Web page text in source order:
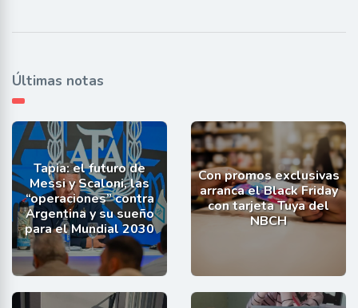
Últimas notas
Tapia: el futuro de
Messi y Scaloni, las
“operaciones” contra
Argentina y su sueño
para el Mundial 2030
Con promos exclusivas
arranca el Black Friday
con tarjeta Tuya del
NBCH